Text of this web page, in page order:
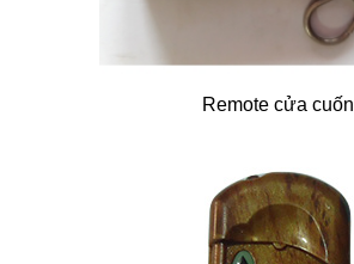
Remote cửa cuốn